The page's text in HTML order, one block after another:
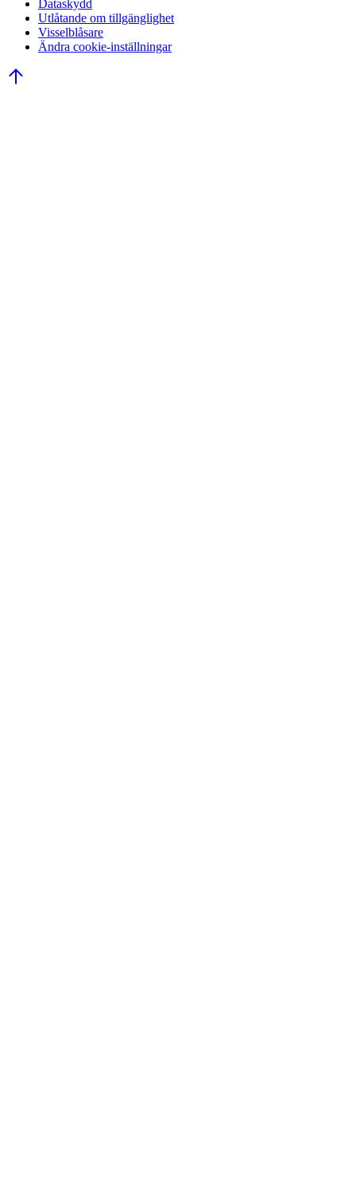
Dataskydd
Utlåtande om tillgänglighet
Visselblåsare
Ändra cookie-inställningar